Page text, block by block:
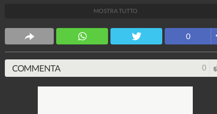
Stile e trend
MOSTRA TUTTO
0
COMMENTA 0